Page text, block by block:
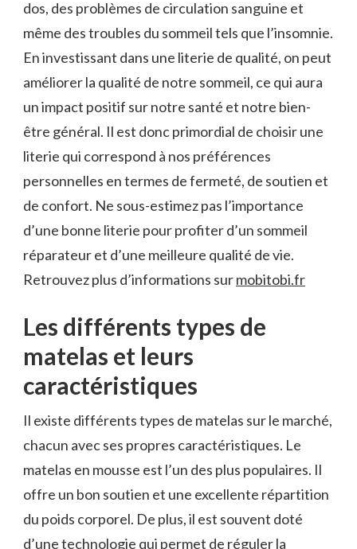
dos, des problèmes de circulation sanguine et
même des troubles du sommeil tels que l’insomnie.
En investissant dans une literie de qualité, on peut
améliorer la qualité de notre sommeil, ce qui aura
un impact positif sur notre santé et notre bien-
être général. Il est donc primordial de choisir une
literie qui correspond à nos préférences
personnelles en termes de fermeté, de soutien et
de confort. Ne sous-estimez pas l’importance
d’une bonne literie pour profiter d’un sommeil
réparateur et d’une meilleure qualité de vie.
Retrouvez plus d’informations surmobitobi.fr
Les différents types de
matelas et leurs
caractéristiques
Il existe différents types de matelas sur le marché,
chacun avec ses propres caractéristiques. Le
matelas en mousse est l’un des plus populaires. Il
offre un bon soutien et une excellente répartition
du poids corporel. De plus, il est souvent doté
d’une technologie qui permet de réguler la